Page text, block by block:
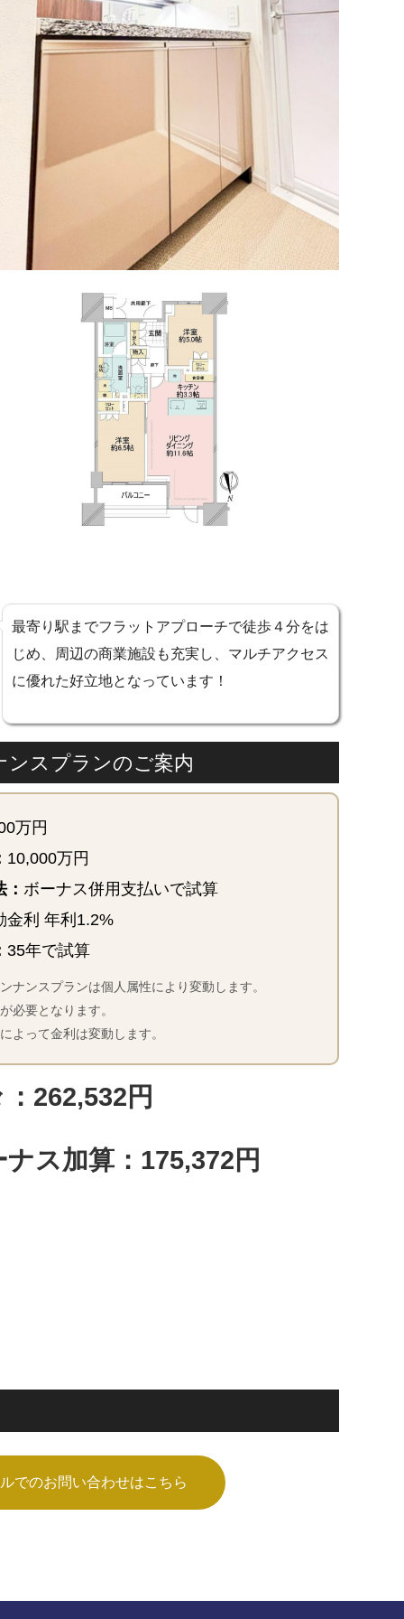
最寄り駅までフラットアプローチで徒歩４分をは
じめ、周辺の商業施設も充実し、マルチアクセス
に優れた好立地となっています！
ンスプランのご案内
万円
10,000万円
ボーナス併用支払いで試算
金利 年利1.2%
35年で試算
ナンスプランは個人属性により変動します。
必要となります。
よって金利は変動します。
262,532円
ナス加算：175,372円
でのお問い合わせはこちら